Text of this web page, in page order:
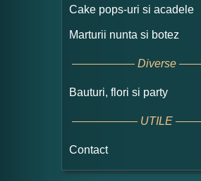
Cake pops-uri si acadele
Marturii nunta si botez
Diverse
Bauturi, flori si party
UTILE
Contact